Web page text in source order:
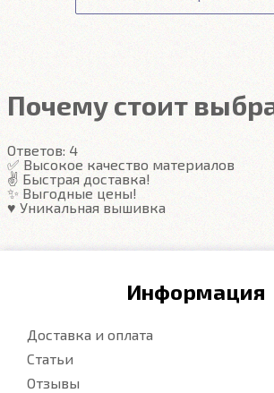
Передние ковры полностью
Гарантия
Подробнее
Почему стоит
Ответов: 4
✅ Высокое качество материалов
✌️ Быстрая доставка!
✨ Выгодные цены!
♥️ Уникальная вышивка
Информация
Доставка и оплата
Статьи
Отзывы